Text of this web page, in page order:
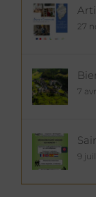
27
7
9